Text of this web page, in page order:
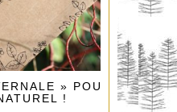
» POUR LA
!